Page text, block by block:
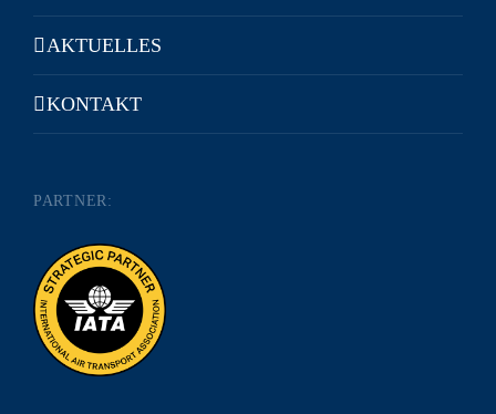
AKTUELLES
KONTAKT
PARTNER: